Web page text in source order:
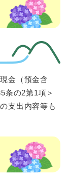
金（預金含
条の2第1項＞
支出内容等も